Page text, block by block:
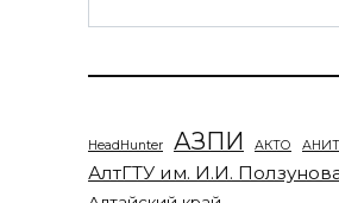
HeadHunter АЗПИ АКТО
АлтГТУ им. И.И.